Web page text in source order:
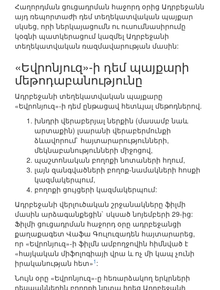
Հաղորդման ցուցադրման հաջորդ օրից Ադրբեջանն
այդ ռեպորտաժի դեմ տեղեկատվական պայքար
սկսեց, որի ներկայացումն ու ուսումնասիրումը
կօգնի պատկերացում կազմել Ադրբեջանի
տեղեկատվական ռազմավարության մասին:
«Եվրոնյուզ»-ի դեմ պայքարի
մեթոդաբանությունը
Ադրբեջանի տեղեկատվական պայքարը
«Եվրոնյուզ»-ի դեմ ընթացավ հետևյալ մեթոդներով.
խնդրի վերաբերյալ ներքին (մասամբ նաև
արտաքին) լսարանի վերաբերմունքի
ձևավորում` հայտարարությունների,
մեկնաբանությունների միջոցով,
պաշտոնական բողոքի նոտաների հղում,
լայն զանգվածների բողոք-նամակների հոսքի
կազմակերպում,
բողոքի ցույցերի կազմակերպում:
Ադրբեջանի վերլուծական շրջանակները ֆիլմի
մասին արձագանքեցին` սկսած նոյեմբերի 29-ից:
Ֆիլմի ցուցադրման հաջորդ օրը ադրբեջանցի
քաղաքագետ Վաֆա Գուլուզադեն հայտարարեց,
որ «Եվրոնյուզ»-ի ֆիլմն ամբողջովին հիմնված է
«հայկական միֆոլոգիայի վրա և ոչ մի կապ չունի
իրականության հետ»1 :
Նույն օրը «Եվրոնյուզ»-ը հեռարձակող երկրների
դեսպաններին բողոքի նոտա հղեց Ադրբեջանի